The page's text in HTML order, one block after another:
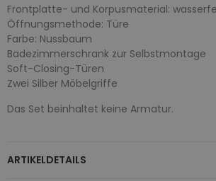
Frontplatte- und Korpusmaterial:
Öffnungsmethode: Türe
Farbe: Nussbaum
Badezimmerschrank zur Selbstmontage
Soft-Closing-Türen
Zwei Silber Möbelgriffe
Das Set beinhaltet keine Armatur.
ARTIKELDETAILS